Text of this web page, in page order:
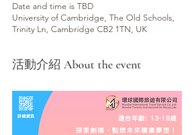
Date and time is TBD
University of Cambridge, The Old Schools,
Trinity Ln, Cambridge CB2 1TN, UK
活動介紹 About the event